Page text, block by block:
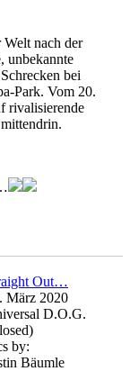
nach der
unbekannte
bei
Park. Vom 20.
rivalisierende
Out…
März 2020
D.O.G.
by:
Bäumle